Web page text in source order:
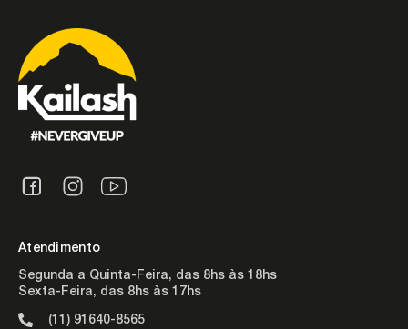
Atendimento
Segunda a Quinta-Feira, das 8hs às 18hs
Sexta-Feira, das 8hs às 17hs
(11) 91640-8565